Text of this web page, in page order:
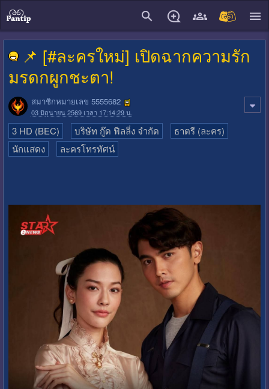
📌 [#ละครใหม่] เปิดฉากความรัก
มรดกผูกชะตา!
สมาชิกหมายเลข 5555682
03 มิถุนายน 2569 เวลา 17:14:29 น.
3 HD (BEC) บริษัท กู๊ด ฟีลลิ่ง จำกัด
ธาตรี (ละคร)
นักแสดง
ละครโทรทัศน์
close